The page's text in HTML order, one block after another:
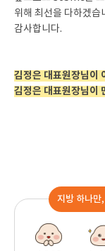
위해 최선을 다하겠습
감사합니다.
김정은 대표원장님이
김정은 대표원장님이
지방 하나만